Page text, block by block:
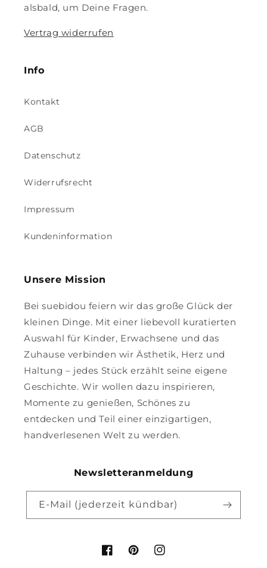
alsbald, um Deine Fragen.
Vertrag widerrufen
Info
Kontakt
AGB
Datenschutz
Widerrufsrecht
Impressum
Kundeninformation
Unsere Mission
Bei suebidou feiern wir das große Glück der
kleinen Dinge. Mit einer liebevoll kuratierten
Auswahl für Kinder, Erwachsene und das
Zuhause verbinden wir Ästhetik, Herz und
Haltung – jedes Stück erzählt seine eigene
Geschichte. Wir wollen dazu inspirieren,
Momente zu genießen, Schönes zu
entdecken und Teil einer einzigartigen,
handverlesenen Welt zu werden.
Newsletteranmeldung
E-Mail (jederzeit kündbar)
FacebookPinterestInstagram